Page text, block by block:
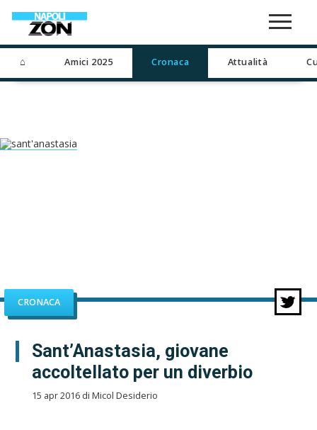
⌂ Amici 2025 Cronaca Attualità
CRONACA
Sant’Anastasia, giovane
accoltellato per un diverbio
15 apr 2016 di Micol Desiderio